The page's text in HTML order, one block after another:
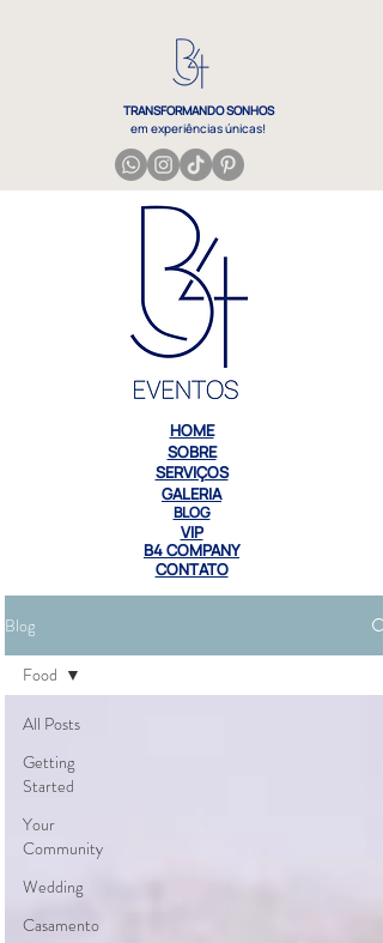
TRANSFORMANDO SONHOS
em experiências únicas!
eventos pré casamento despedida noivado
HOME
SOBRE
SERVIÇOS
GALERIA
BLOG
VIP
B4 COMPANY
CONTATO
Blog
All Posts
Getting
Started
Your
Community
Wedding
Casamento
Food